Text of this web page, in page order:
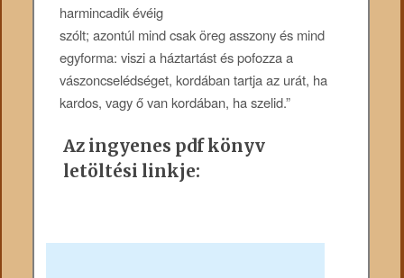
harmincadik évéig
szólt; azontúl mind csak öreg asszony és mind
egyforma: viszi a háztartást és pofozza a
vászoncselédséget, kordában tartja az urát, ha
kardos, vagy ő van kordában, ha szelid.”
Az ingyenes pdf könyv
letöltési linkje: